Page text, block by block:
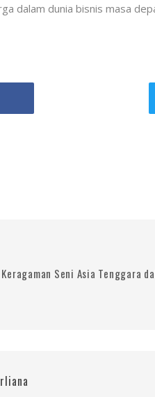
dalam dunia bisnis masa
Seni Asia Tenggara